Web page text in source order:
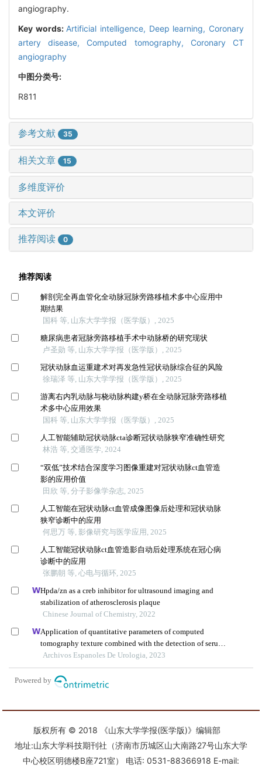
angiography.
Key words: Artificial intelligence, Deep learning, Coronary
artery disease, Computed tomography, Coronary CT
angiography
中图分类号:
R811
参考文献 35
相关文章 15
多维度评价
本文评价
推荐阅读 0
版权所有 © 2018 《山东大学学报(医学版)》编辑部
地址:山东大学科技期刊社（济南市历城区山大南路27号山东大学
中心校区明德楼B座721室） 电话: 0531-88366918 E-mail: